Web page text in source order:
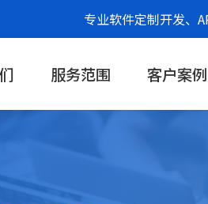
专业软件定制开发、
服务范围 客户案例